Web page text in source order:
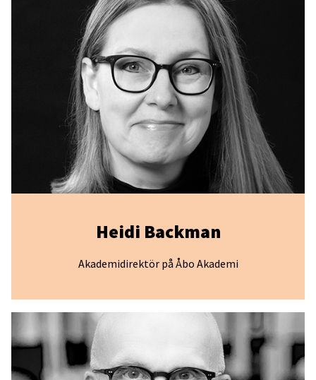
Heidi Backman
Akademidirektör på Åbo Akademi